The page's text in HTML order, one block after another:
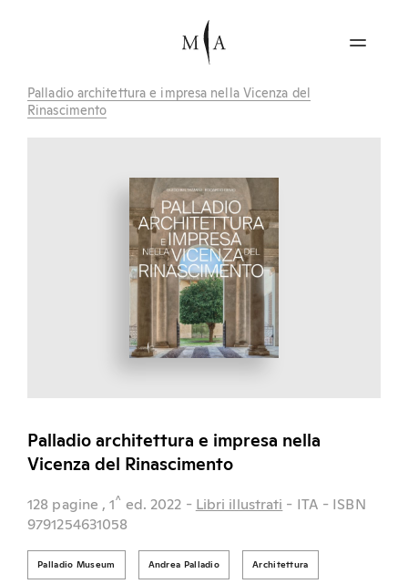
Palladio architettura e impresa nella Vicenza del
Rinascimento
Palladio architettura e impresa nella
Vicenza del Rinascimento
128 pagine , 1^ ed. 2022 - Libri illustrati - ITA - ISBN
9791254631058
Palladio Museum Andrea Palladio Architettura